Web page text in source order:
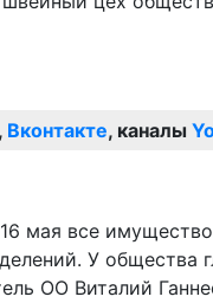
, Вконтакте, каналы
мая все
У общества
ОО Виталий